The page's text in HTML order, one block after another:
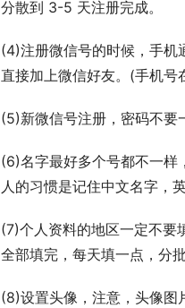
分散到 3-5 天注册完成。
(4)注册微信号的时候，手机
直接加上微信好友。(手机
(5)新微信号注册，密码不要
(6)名字最好多个号都不一样
人的习惯是记住中文名字，
(7)个人资料的地区一定不要
全部填完，每天填一点，分
(8)设置头像，注意，头像图